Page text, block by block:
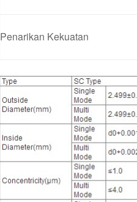
Penarikan Kekuatan